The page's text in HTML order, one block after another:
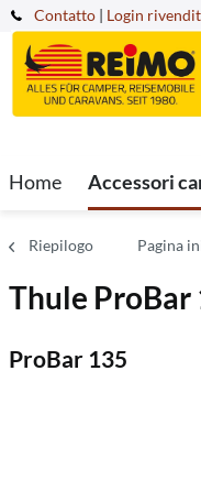
Contatto | Login
Home Accessori
Riepilogo Pagina
Thule ProBar
ProBar 135